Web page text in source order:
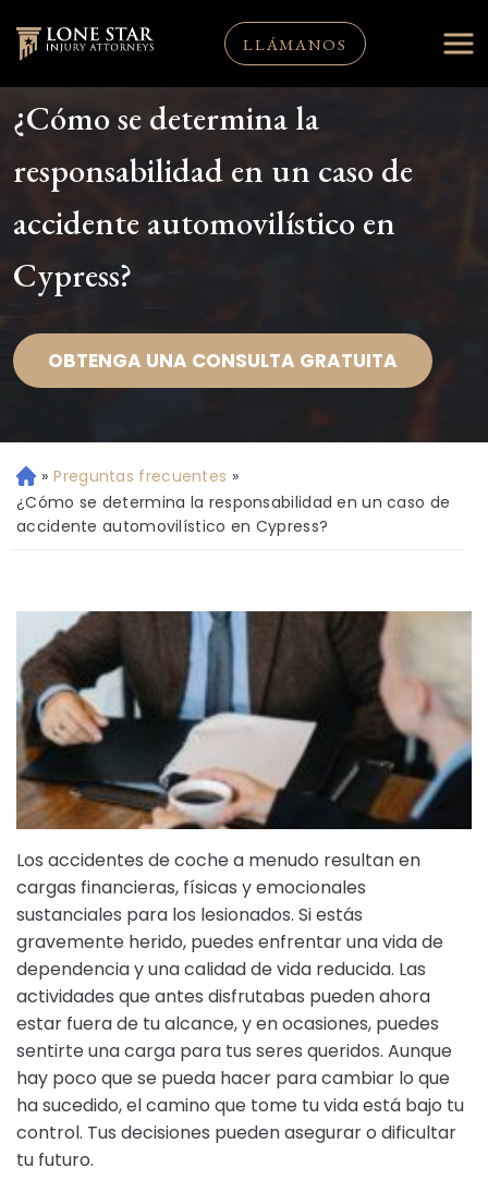
LLÁMANOS
¿Cómo se determina la
responsabilidad en un caso de
accidente automovilístico en
Cypress?
OBTENGA UNA CONSULTA GRATUITA
Ini
ci
o
» Preguntas frecuentes »
¿Cómo se determina la responsabilidad en un caso de
accidente automovilístico en Cypress?
Los accidentes de coche a menudo resultan en
cargas financieras, físicas y emocionales
sustanciales para los lesionados. Si estás
gravemente herido, puedes enfrentar una vida de
dependencia y una calidad de vida reducida. Las
actividades que antes disfrutabas pueden ahora
estar fuera de tu alcance, y en ocasiones, puedes
sentirte una carga para tus seres queridos. Aunque
hay poco que se pueda hacer para cambiar lo que
ha sucedido, el camino que tome tu vida está bajo tu
control. Tus decisiones pueden asegurar o dificultar
tu futuro.